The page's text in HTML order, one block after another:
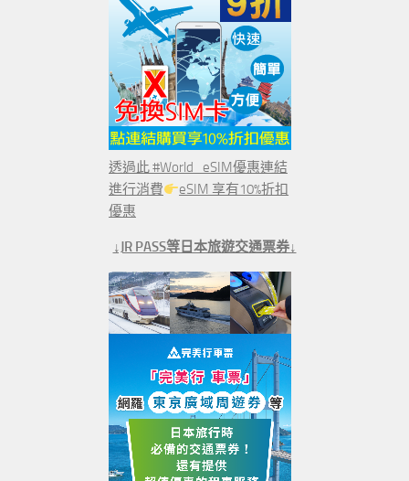
透過此 #World_eSIM優惠連結
進行消費
eSIM 享有10%折扣
優惠
↓JR PASS等日本旅遊交通票券↓